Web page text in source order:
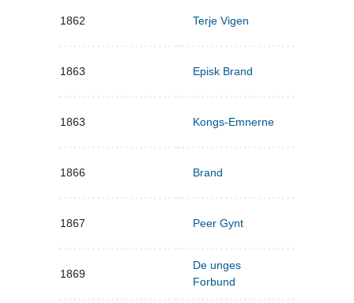
1862 Terje Vigen
1863 Episk Brand
1863 Kongs-Emnerne
1866 Brand
1867 Peer Gynt
1869
De unges
Forbund